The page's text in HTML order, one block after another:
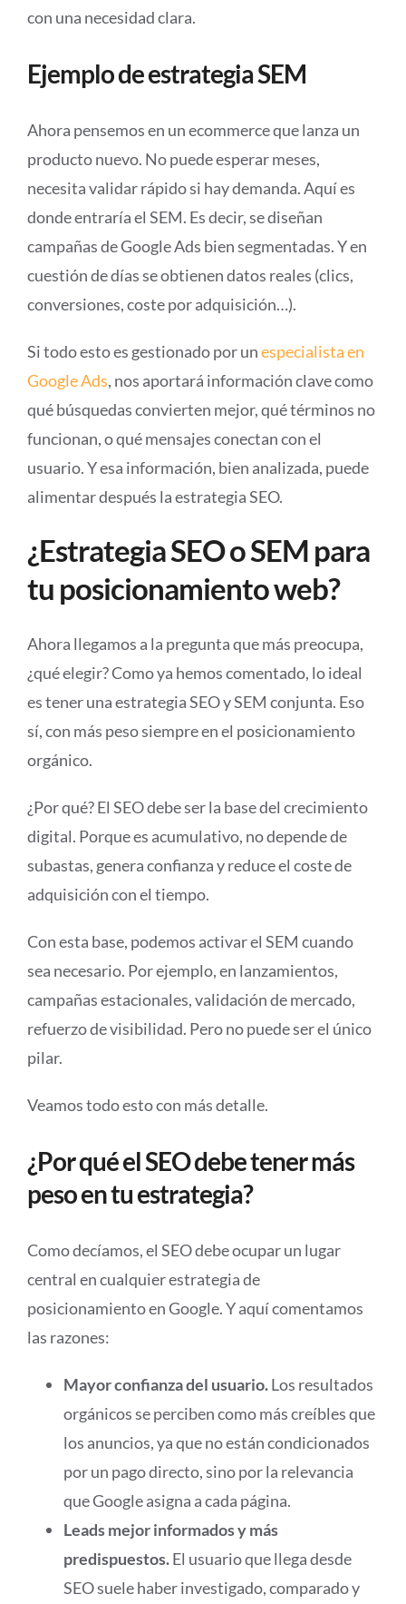
con una necesidad clara.
Ejemplo de estrategia SEM
Ahora pensemos en un ecommerce que lanza un
producto nuevo. No puede esperar meses,
necesita validar rápido si hay demanda. Aquí es
donde entraría el SEM. Es decir, se diseñan
campañas de Google Ads bien segmentadas. Y en
cuestión de días se obtienen datos reales (clics,
conversiones, coste por adquisición…).
Si todo esto es gestionado porunespecialista en
Google Ads, nos aportará información clave como
qué búsquedas convierten mejor, qué términos no
funcionan, o qué mensajes conectan con el
usuario. Y esa información, bien analizada, puede
alimentar después la estrategia SEO.
¿Estrategia SEO o SEM para
tu posicionamiento web?
Ahora llegamos a la pregunta que más preocupa,
¿qué elegir? Como ya hemos comentado, lo ideal
es tener una estrategia SEO y SEM conjunta. Eso
sí, con más peso siempre en el posicionamiento
orgánico.
¿Por qué? El SEO debe ser la base del crecimiento
digital. Porque es acumulativo, no depende de
subastas, genera confianza y reduce el coste de
adquisición con el tiempo.
Con esta base, podemos activar el SEM cuando
sea necesario. Por ejemplo, en lanzamientos,
campañas estacionales, validación de mercado,
refuerzo de visibilidad. Pero no puede ser el único
pilar.
Veamos todo esto con más detalle.
¿Por qué el SEO debe tener más
peso en tu estrategia?
Como decíamos, el SEO debe ocupar un lugar
central en cualquier estrategia de
posicionamiento en Google. Y aquí comentamos
las razones:
Mayor confianza del usuario.Los resultados
orgánicos se perciben como más creíbles que
los anuncios, ya que no están condicionados
por un pago directo, sino por la relevancia
que Google asigna a cada página.
Leads mejor informados y más
predispuestos.El usuario que llega desde
SEO suele haber investigado, comparado y